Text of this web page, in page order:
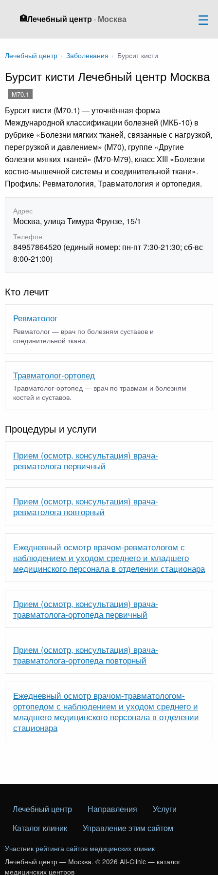
🏥Лечебный центр · Москва
Лечебный центр › Заболевания › Бурсит кисти
Бурсит кисти Лечебный центр Москва
M70.1
Бурсит кисти (M70.1) — уточнённая форма
Международной классификации болезней (МКБ-10) в
рубрике «Болезни мягких тканей, связанные с нагрузкой,
перегрузкой и давлением» (M70), группе «Другие
болезни мягких тканей» (M70-M79), класс XIII «Болезни
костно-мышечной системы и соединительной ткани».
Профиль: Ревматология, Травматология и ортопедия.
Адрес
Москва, улица Тимура Фрунзе, 15/1
Телефон
84957864520 (единый номер: пн-пт 7:30-21:30; сб-вс
8:00-21:00)
Кто лечит
Ревматолог
Ревматолог — врач по болезням суставов и
соединительной ткани.
Травматолог-ортопед
Травматолог-ортопед — врач по травмам и болезням
костей и суставов.
Процедуры и услуги
Прием (осмотр, консультация) врача-
ревматолога первичный
Прием (осмотр, консультация) врача-
ревматолога повторный
Ежедневный осмотр врачом-ревматологом с
наблюдением и уходом среднего и младшего
медицинского персонала в отделении стационара
Прием (осмотр, консультация) врача-
травматолога-ортопеда первичный
Прием (осмотр, консультация) врача-
травматолога-ортопеда повторный
Ежедневный осмотр врачом-травматологом-
ортопедом с наблюдением и уходом среднего и
младшего медицинского персонала в отделении
стационара
Лечебный центр Направления
Услуги
Каталог клиник
Управление этим сайтом
Участник рейтинга сайтов медицинских клиник
Лечебный центр — Москва. © 2026 All-Clinic — каталог
медицинских центров